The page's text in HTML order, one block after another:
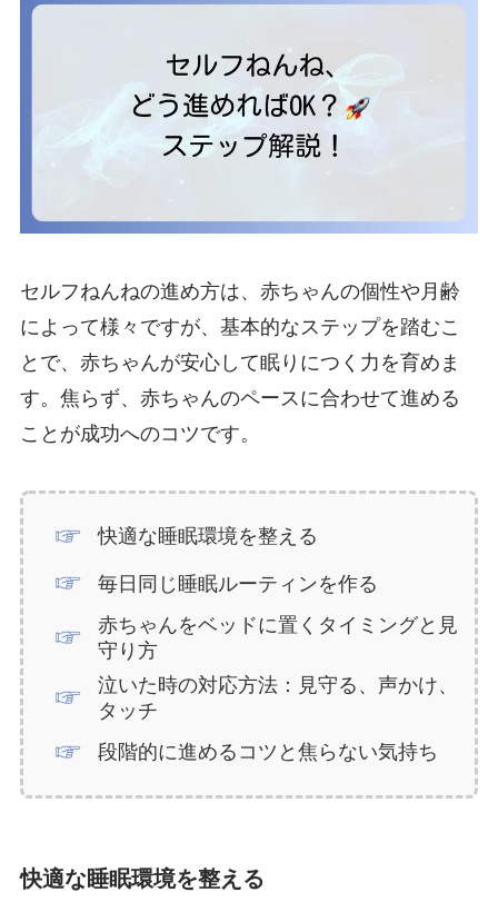
セルフねんねの進め方は、赤ちゃんの個性や月齢
によって様々ですが、基本的なステップを踏むこ
とで、赤ちゃんが安心して眠りにつく力を育めま
す。焦らず、赤ちゃんのペースに合わせて進める
ことが成功へのコツです。
快適な睡眠環境を整える
毎日同じ睡眠ルーティンを作る
赤ちゃんをベッドに置くタイミングと見
守り方
泣いた時の対応方法：見守る、声かけ、
タッチ
段階的に進めるコツと焦らない気持ち
快適な睡眠環境を整える